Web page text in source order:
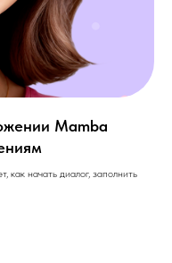
Mamba
начать диалог, заполнить